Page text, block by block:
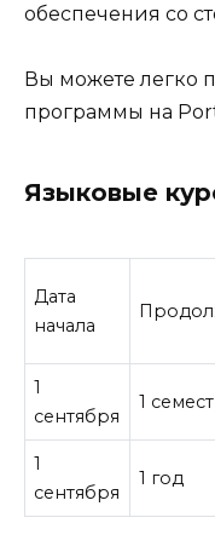
обеспечения со
Вы можете легко
программы на
Языковые
Дата
начала
1
сентября
1
1
сентября
1 год